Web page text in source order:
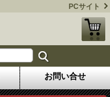
PCサイト
お問い合せ